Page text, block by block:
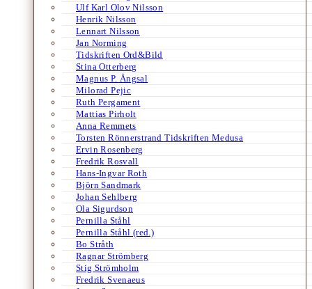
Ulf Karl Olov Nilsson
Henrik Nilsson
Lennart Nilsson
Jan Norming
Tidskriften Ord&Bild
Stina Otterberg
Magnus P. Ängsal
Milorad Pejic
Ruth Pergament
Mattias Pirholt
Anna Remmets
Torsten Rönnerstrand Tidskriften Medusa
Ervin Rosenberg
Fredrik Rosvall
Hans-Ingvar Roth
Björn Sandmark
Johan Sehlberg
Ola Sigurdson
Pernilla Ståhl
Pernilla Ståhl (red.)
Bo Stråth
Ragnar Strömberg
Stig Strömholm
Fredrik Svenaeus